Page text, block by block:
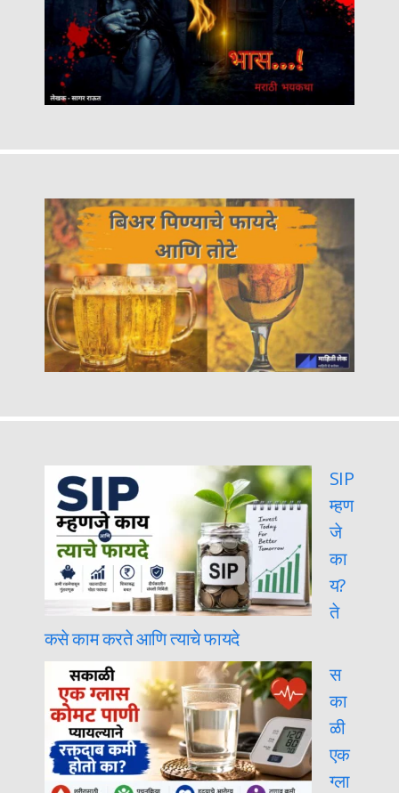
SIP
म्हण
जे
का
य?
ते
कसे काम करते आणि त्याचे फायदे
स
का
ळी
एक
ग्ला